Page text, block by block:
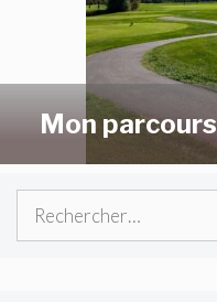
Mon parcours
Rechercher :